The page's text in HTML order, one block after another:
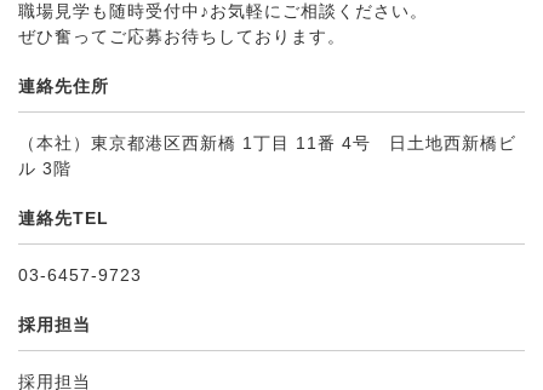
職場見学も随時受付中♪お気軽にご相談ください。
ぜひ奮ってご応募お待ちしております。
連絡先住所
（本社）東京都港区西新橋 1丁目 11番 4号 日土地西新橋ビ
ル 3階
連絡先TEL
03-6457-9723
採用担当
採用担当